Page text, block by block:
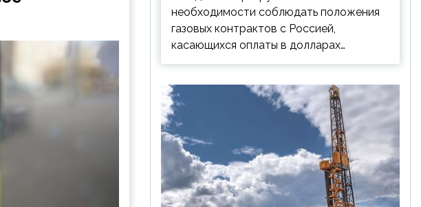
необходимости соблюдать положения
газовых контрактов с Россией,
касающихся оплаты в долларах…